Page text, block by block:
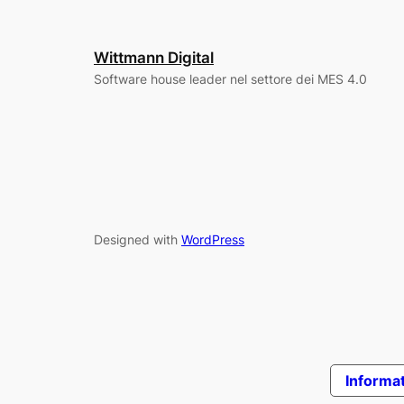
Wittmann Digital
Software house leader nel settore dei MES 4.0
Designed with WordPress